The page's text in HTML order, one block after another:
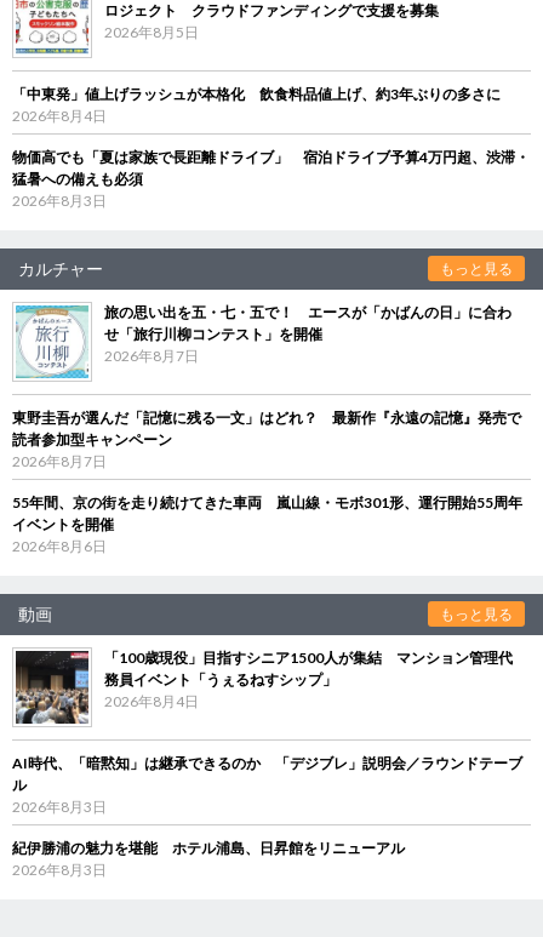
ロジェクト クラウドファンディングで支援を募集
2026年8月5日
「中東発」値上げラッシュが本格化 飲食料品値上げ、約3年ぶりの多さに
2026年8月4日
物価高でも「夏は家族で長距離ドライブ」 宿泊ドライブ予算4万円超、渋滞・
猛暑への備えも必須
2026年8月3日
カルチャー もっと見る
旅の思い出を五・七・五で！ エースが「かばんの日」に合わ
せ「旅行川柳コンテスト」を開催
2026年8月7日
東野圭吾が選んだ「記憶に残る一文」はどれ？ 最新作『永遠の記憶』発売で
読者参加型キャンペーン
2026年8月7日
55年間、京の街を走り続けてきた車両 嵐山線・モボ301形、運行開始55周年
イベントを開催
2026年8月6日
動画 もっと見る
「100歳現役」目指すシニア1500人が集結 マンション管理代
務員イベント「うぇるねすシップ」
2026年8月4日
AI時代、「暗黙知」は継承できるのか 「デジブレ」説明会／ラウンドテーブ
ル
2026年8月3日
紀伊勝浦の魅力を堪能 ホテル浦島、日昇館をリニューアル
2026年8月3日